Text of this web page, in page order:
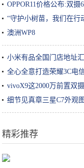
OPPOR11价格公布:双摄
“守护小树苗，我们在行
澳洲WP8
小米有品全国门店地址
全心全意打造荣耀3C电
vivoX9这2000万前置双
细节见真章三星C7外观
精彩推荐